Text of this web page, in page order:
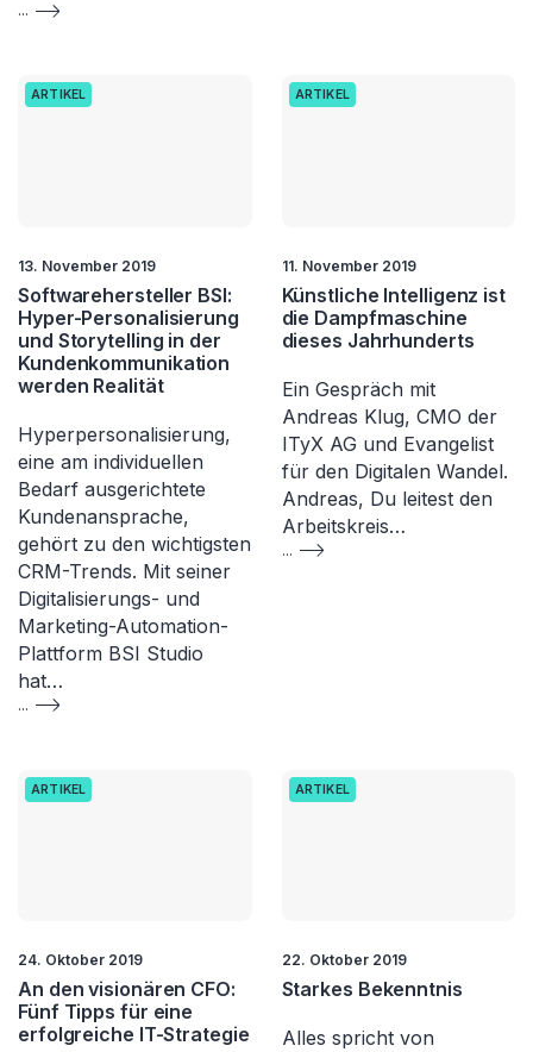
...
ARTIKEL
13. November 2019
Softwarehersteller BSI:
Hyper-Personalisierung
und Storytelling in der
Kundenkommunikation
werden Realität
Hyperpersonalisierung,
eine am individuellen
Bedarf ausgerichtete
Kundenansprache,
gehört zu den wichtigsten
CRM-Trends. Mit seiner
Digitalisierungs- und
Marketing-Automation-
Plattform BSI Studio
hat…
...
ARTIKEL
11. November 2019
Künstliche Intelligenz ist
die Dampfmaschine
dieses Jahrhunderts
Ein Gespräch mit
Andreas Klug, CMO der
ITyX AG und Evangelist
für den Digitalen Wandel.
Andreas, Du leitest den
Arbeitskreis…
...
ARTIKEL
24. Oktober 2019
An den visionären CFO:
Fünf Tipps für eine
erfolgreiche IT-Strategie
ARTIKEL
22. Oktober 2019
Starkes Bekenntnis
Alles spricht von